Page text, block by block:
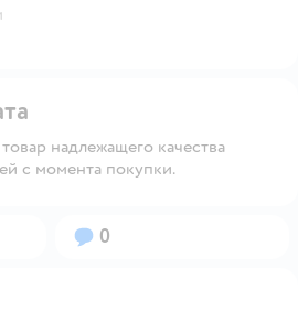
надлежащего качества
с момента покупки.
Вопросов:
0